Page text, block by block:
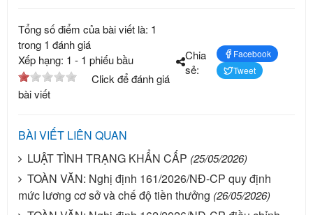
Tổng số điểm của bài viết là: 1
trong 1 đánh giá
Xếp hạng: 1 - 1 phiếu bầu
Click để đánh giá
bài viết
Chia
sẻ:
Facebook
Tweet
BÀI VIẾT LIÊN QUAN
LUẬT TÌNH TRẠNG KHẨN CẤP (25/05/2026)
TOÀN VĂN: Nghị định 161/2026/NĐ-CP quy định
mức lương cơ sở và chế độ tiền thưởng (26/05/2026)